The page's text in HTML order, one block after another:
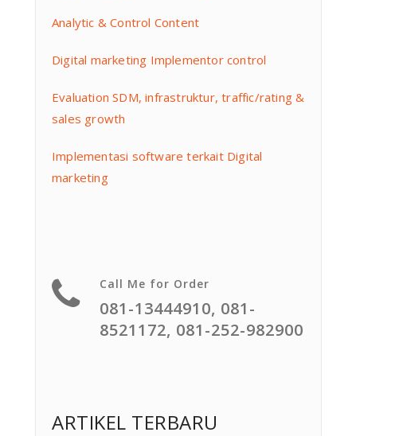
Analytic & Control Content
Digital marketing Implementor control
Evaluation SDM, infrastruktur, traffic/rating &
sales growth
Implementasi software terkait Digital
marketing
Call Me for Order
081-13444910, 081-
8521172, 081-252-982900
ARTIKEL TERBARU